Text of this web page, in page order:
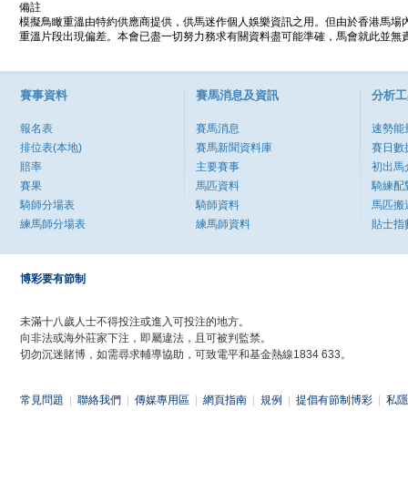
備註
模擬鳥瞰重溫由特約供應商提供，供馬迷作個人娛樂資訊之用。但由於香港馬
重溫片段出現偏差。本會已盡一切努力務求有關資料盡可能準確，馬會就此並
賽事資料
報名表
排位表(本地)
賠率
賽果
騎師分場表
練馬師分場表
賽馬消息及資訊
賽馬消息
賽馬新聞資料庫
主要賽事
馬匹資料
騎師資料
練馬師資料
分析
速勢能
賽日數
初出馬
騎練配
馬匹搬
貼士指
博彩要有節制
未滿十八歲人士不得投注或進入可投注的地方。
向非法或海外莊家下注，即屬違法，且可被判監禁。
切勿沉迷賭博，如需尋求輔導協助，可致電平和基金熱線1834 633。
常見問題 聯絡我們 傳媒專用區 網頁指南 規例 提倡有節制博彩 私